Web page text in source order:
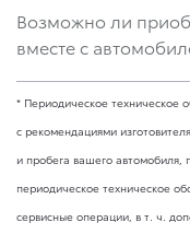
Возможно ли
вместе с
* Периодическое техническое
с рекомендациями
и пробега вашего
периодическое техническое
сервисные операции, в т. ч.